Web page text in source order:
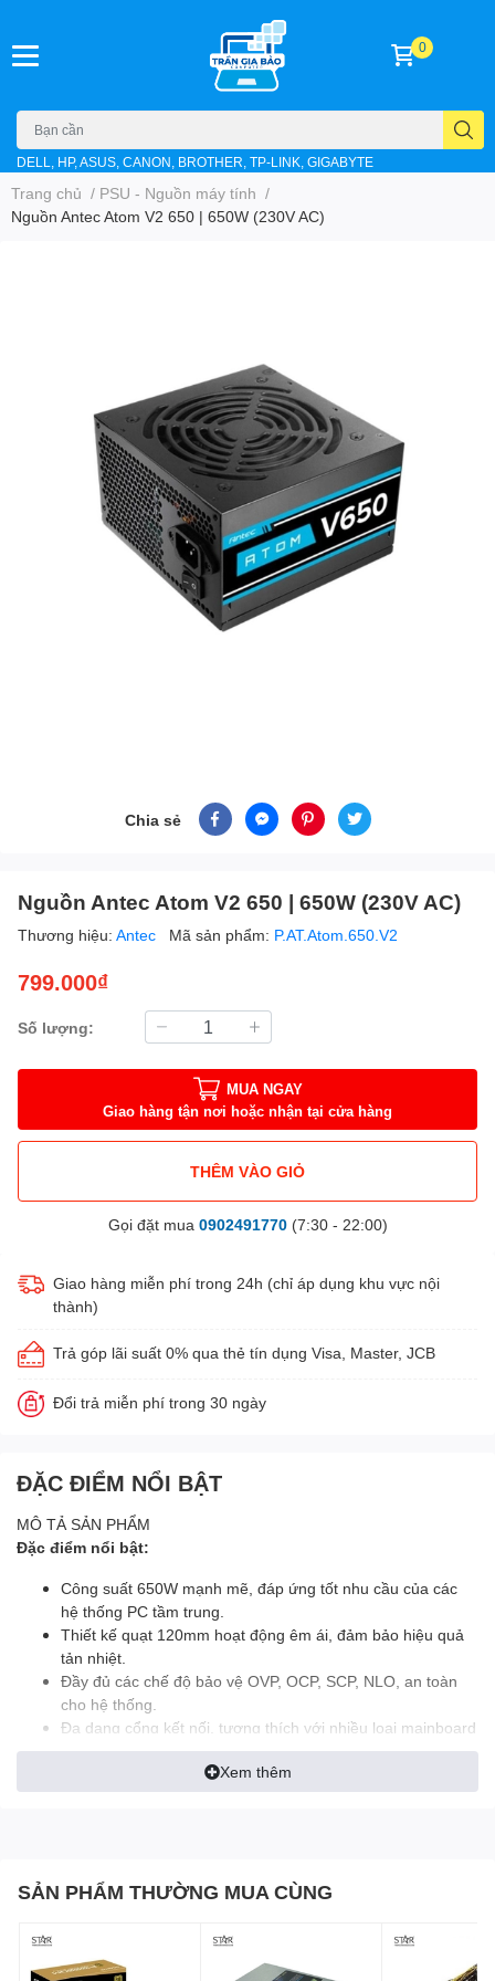
DELL, HP, ASUS, CANON, BROTHER, TP-LINK, GIGABYTE
0
Trang chủ / PSU - Nguồn máy tính /
Nguồn Antec Atom V2 650 | 650W (230V AC)
Chia sẻ
Nguồn Antec Atom V2 650 | 650W (230V AC)
Thương hiệu: Antec Mã sản phẩm: P.AT.Atom.650.V2
799.000₫
Số lượng:
MUA NGAY
Giao hàng tận nơi hoặc nhận tại cửa hàng
THÊM VÀO GIỎ
Gọi đặt mua 0902491770(7:30 - 22:00)
Giao hàng miễn phí trong 24h (chỉ áp dụng khu vực nội
thành)
Trả góp lãi suất 0% qua thẻ tín dụng Visa, Master, JCB
Đổi trả miễn phí trong 30 ngày
ĐẶC ĐIỂM NỔI BẬT
MÔ TẢ SẢN PHẨM
Đặc điểm nổi bật:
Công suất 650W mạnh mẽ, đáp ứng tốt nhu cầu của các
hệ thống PC tầm trung.
Thiết kế quạt 120mm hoạt động êm ái, đảm bảo hiệu quả
tản nhiệt.
Đầy đủ các chế độ bảo vệ OVP, OCP, SCP, NLO, an toàn
cho hệ thống.
Đa dạng cổng kết nối, tương thích với nhiều loại mainboard
và card đồ họa.
Nguồn Antec Atom V2 650:
Tảng Vững Chắc cho PC
Của Bạn"
Nguồn máy tính Antec Atom V2 650 là một lựa chọn đáng tin
Xem thêm
SẢN PHẨM THƯỜNG MUA CÙNG